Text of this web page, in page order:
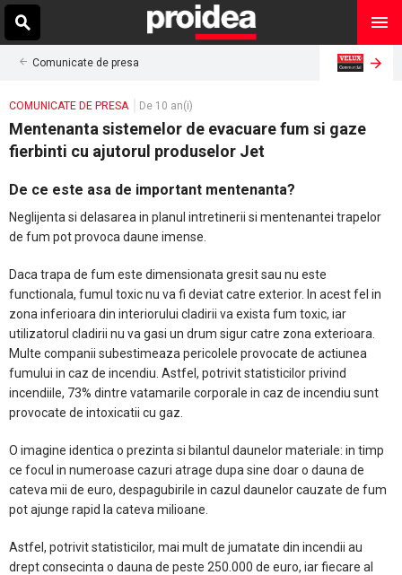
Comunicate de presa
COMUNICATE DE PRESA De 10 an(i)
Mentenanta sistemelor de evacuare fum si gaze
fierbinti cu ajutorul produselor Jet
De ce este asa de important mentenanta?
Neglijenta si delasarea in planul intretinerii si mentenantei trapelor
de fum pot provoca daune imense.
Daca trapa de fum este dimensionata gresit sau nu este
functionala, fumul toxic nu va fi deviat catre exterior. In acest fel in
zona inferioara din interiorului cladirii va exista fum toxic, iar
utilizatorul cladirii nu va gasi un drum sigur catre zona exterioara.
Multe companii subestimeaza pericolele provocate de actiunea
fumului in caz de incendiu. Astfel, potrivit statisticilor privind
incendiile, 73% dintre vatamarile corporale in caz de incendiu sunt
provocate de intoxicatii cu gaz.
O imagine identica o prezinta si bilantul daunelor materiale: in timp
ce focul in numeroase cazuri atrage dupa sine doar o dauna de
cateva mii de euro, despagubirile in cazul daunelor cauzate de fum
pot ajunge rapid la cateva milioane.
Astfel, potrivit statisticilor, mai mult de jumatate din incendii au
drept consecinta o dauna de peste 250.000 de euro, iar fiecare al